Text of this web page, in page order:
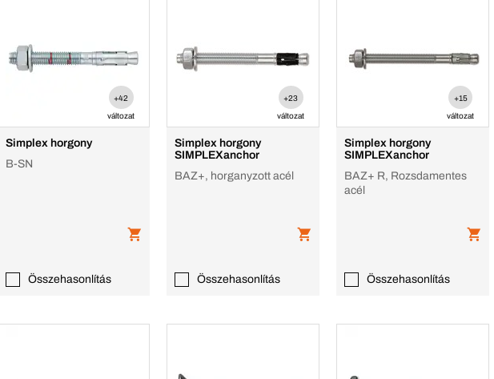
+42
változat
Simplex horgony
B-SN
Összehasonlítás
+23
változat
Simplex horgony
SIMPLEXanchor
BAZ+, horganyzott acél
Összehasonlítás
+15
változat
Simplex horgony
SIMPLEXanchor
BAZ+ R, Rozsdamentes
acél
Összehasonlítás